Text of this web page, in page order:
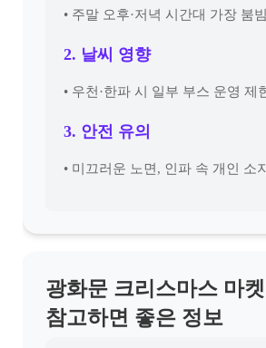
• 주말 오후·저녁 시간대 가장 붐빔
2. 날씨 영향
• 우천·한파 시 일부 부스 운영 제
3. 안전 유의
• 미끄러운 노면, 인파 속 개인 소
광화문 크리스마스 마
참고하면 좋은 정보